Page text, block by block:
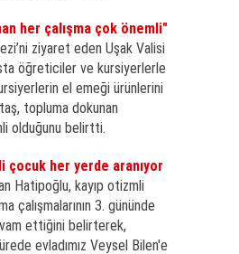
her çalışma çok önemli"
ziyaret eden Uşak Valisi
öğreticiler ve kursiyerlerle
el emeği ürünlerini
topluma dokunan
olduğunu belirtti.
çocuk her yerde aranıyor
Hatipoğlu, kayıp otizmli
çalışmalarının 3. gününde
ettiğini belirterek,
evladımız Veysel Bilen'e